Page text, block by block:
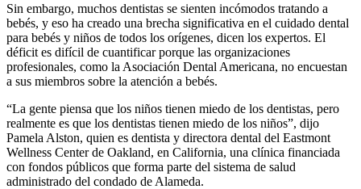
Sin embargo, muchos dentistas se sienten incómodos tratando a
bebés, y eso ha creado una brecha significativa en el cuidado dental
para bebés y niños de todos los orígenes, dicen los expertos. El
déficit es difícil de cuantificar porque las organizaciones
profesionales, como la Asociación Dental Americana, no encuestan
a sus miembros sobre la atención a bebés.
“La gente piensa que los niños tienen miedo de los dentistas, pero
realmente es que los dentistas tienen miedo de los niños”, dijo
Pamela Alston, quien es dentista y directora dental del Eastmont
Wellness Center de Oakland, en California, una clínica financiada
con fondos públicos que forma parte del sistema de salud
administrado del condado de Alameda.